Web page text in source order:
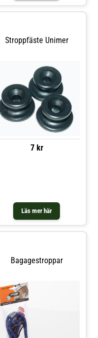
Stroppfäste Unimer
7 kr
Läs mer här
Bagagestroppar